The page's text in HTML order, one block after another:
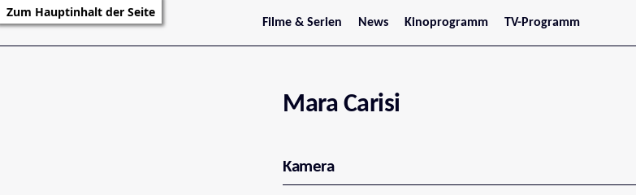
Zum Hauptinhalt der Seite
Filme & Serien
Trailer
Serienarchiv
News
Stars
Kinoprogramm
Jetzt im Kino
Tirol
TV-Programm
Mara Carisi
Kamera